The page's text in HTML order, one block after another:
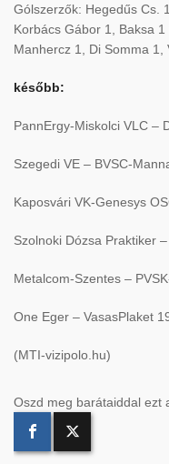
Gólszerzők: Hegedűs Cs.
Korbács Gábor 1, Baksa
Manhercz 1, Di Somma 1,
később:
PannErgy-Miskolci VLC –
Szegedi VE – BVSC-
Kaposvári VK-Genesys
Szolnoki Dózsa Praktiker
Metalcom-Szentes –
One Eger – VasasPlaket
(MTI-vizipolo.hu)
Oszd meg barátaiddal ezt